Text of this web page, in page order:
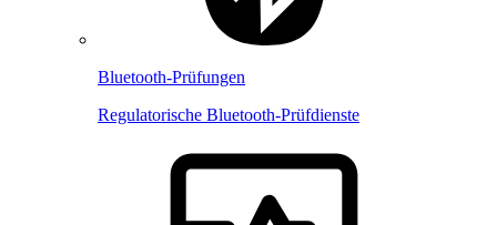
Bluetooth-Prüfungen
Regulatorische Bluetooth-Prüfdienste